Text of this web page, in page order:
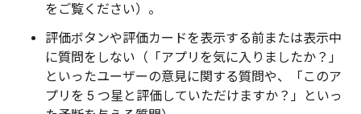
をご覧ください）。
評価ボタンや評価カードを表示する前または表示中
に質問をしない（「アプリを気に入りましたか？」
といったユーザーの意見に関する質問や、「このア
プリを 5 つ星と評価していただけますか？」といっ